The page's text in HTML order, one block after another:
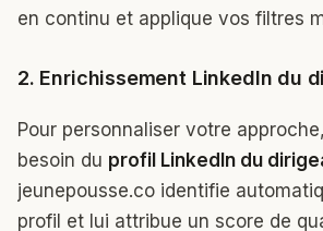
en continu et applique vos filtres
2. Enrichissement LinkedIn du
Pour personnaliser votre
besoin du profil LinkedIn du
jeunepousse.co identifie
profil et lui attribue un score de